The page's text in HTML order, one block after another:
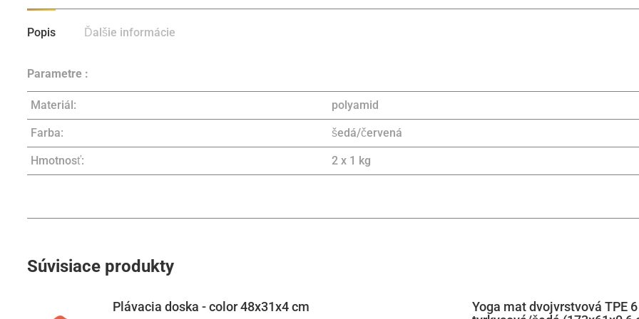
Popis Ďalšie informácie
Parametre :
Materiál: polyamid
Farba: šedá/červená
Hmotnosť: 2 x 1 kg
Súvisiace produkty
Plávacia doska - color 48x31x4 cm
Yoga mat dvojvrstvová TPE